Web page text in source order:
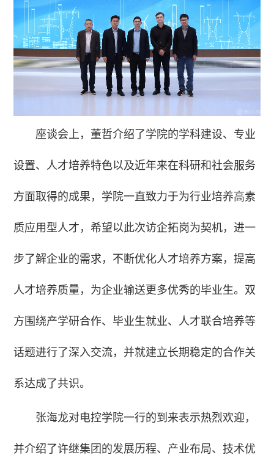
座谈会上，董哲介绍了学院的学科建设、专业
设置、人才培养特色以及近年来在科研和社会服务
方面取得的成果，学院一直致力于为行业培养高素
质应用型人才，希望以此次访企拓岗为契机，进一
步了解企业的需求，不断优化人才培养方案，提高
人才培养质量，为企业输送更多优秀的毕业生。双
方围绕产学研合作、毕业生就业、人才联合培养等
话题进行了深入交流，并就建立长期稳定的合作关
系达成了共识。
张海龙对电控学院一行的到来表示热烈欢迎，
并介绍了许继集团的发展历程、产业布局、技术优